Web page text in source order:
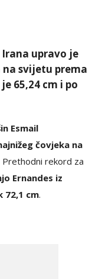
Irana upravo je
svijetu prema
65,24 cm i po
Esmail
čovjeka na
Prethodni rekord za
Ernandes iz
72,1 cm.